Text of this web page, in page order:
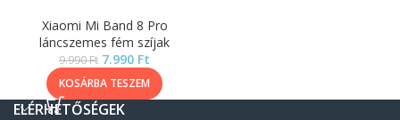
Xiaomi Mi Band 8 Pro
láncszemes fém szíjak
9.990Ft 7.990 Ft
KOSÁRBA TESZEM
ELÉRHETŐSÉGEK